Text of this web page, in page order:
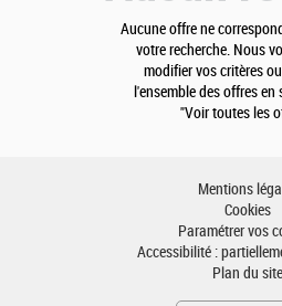
Aucune offre ne
votre recherche. Nous
modifier vos critères
l'ensemble des offres en
"Voir toutes les
Mentions
Cookies
Paramétrer vos
Accessibilité :
Plan du site